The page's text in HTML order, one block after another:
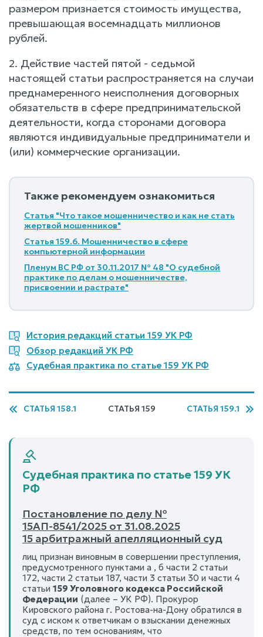
размером признается стоимость имущества,
превышающая восемнадцать миллионов
рублей.
2. Действие частей пятой - седьмой
настоящей статьи распространяется на случаи
преднамеренного неисполнения договорных
обязательств в сфере предпринимательской
деятельности, когда сторонами договора
являются индивидуальные предприниматели и
(или) коммерческие организации.
Также рекомендуем ознакомиться
Статья "Что такое мошенничество и как не стать
жертвой мошенников"
Статья 159.6. Мошенничество в сфере
компьютерной информации
Пленум ВС РФ от 30.11.2017 № 48 "О судебной
практике по делам о мошенничестве,
присвоении и растрате"
История редакций статьи 159 УК РФ
Обзор редакций УК РФ
Судебная практика по статье 159 УК РФ
СТАТЬЯ 158.1 СТАТЬЯ 159 СТАТЬЯ 159.1
Судебная практика по статье 159 УК
РФ
Постановление по делу №
15АП-8541/2025 от 31.08.2025
15 арбитражный апелляционный суд
лиц признан виновным в совершении преступления,
предусмотренного пунктами а , б части 2 статьи
172, части 2 статьи 187, части 3 статьи 30 и части 4
статьи 159 Уголовного кодекса Российской
Федерации (далее – УК РФ). Прокурор
Кировского района г. Ростова-на-Дону обратился в
суд с иском к ответчикам о взыскании денежных
средств, по тем основаниям, что